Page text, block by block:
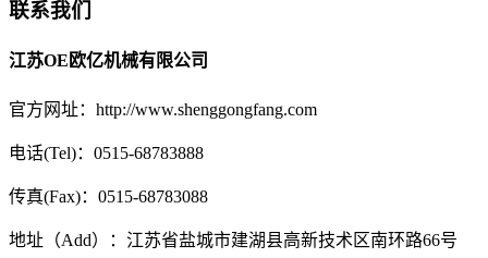
联系我们
江苏OE欧亿机械有限公司
官方网址：http://www.shenggongfang.com
电话(Tel)：0515-68783888
传真(Fax)：0515-68783088
地址（Add）：江苏省盐城市建湖县高新技术区南环路66号